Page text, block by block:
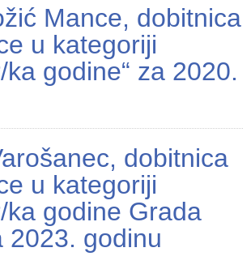
Mance, dobitnica
u kategoriji
ka godine“ za 2020.
dobitnica
u kategoriji
ka godine Grada
2023. godinu